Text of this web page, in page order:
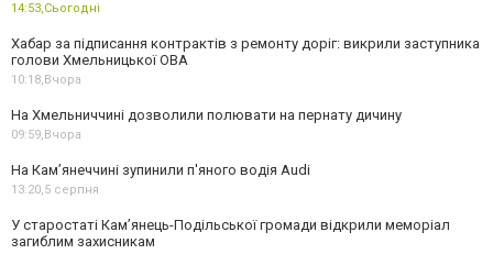
14:53,Сьогодні
Хабар за підписання контрактів з ремонту доріг: викрили заступника
голови Хмельницької ОВА
10:18,Вчора
На Хмельниччині дозволили полювати на пернату дичину
09:59,Вчора
На Камʼянеччині зупинили п'яного водія Audi
13:20,5 серпня
У старостаті Кам’янець-Подільської громади відкрили меморіал
загиблим захисникам